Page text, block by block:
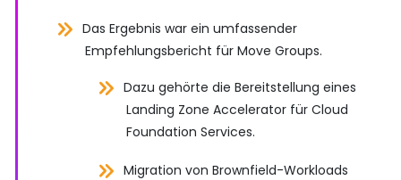
Das Ergebnis war ein umfassender
Empfehlungsbericht für Move Groups.
Dazu gehörte die Bereitstellung eines
Landing Zone Accelerator für Cloud
Foundation Services.
Migration von Brownfield-Workloads